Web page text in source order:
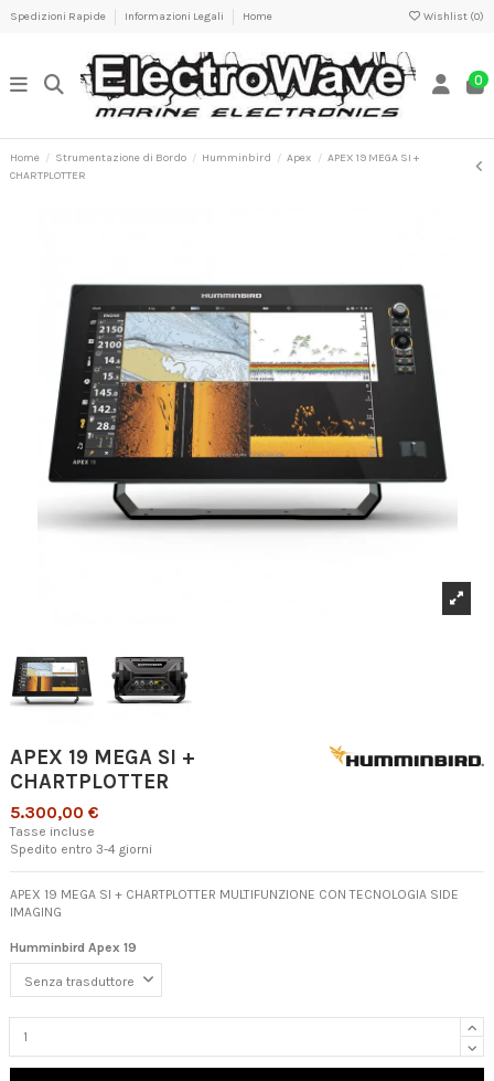
Spedizioni Rapide Informazioni Legali Home Wishlist (0)
0
Home Strumentazione di Bordo Humminbird Apex
APEX 19 MEGA SI +
CHARTPLOTTER
APEX 19 MEGA SI +
CHARTPLOTTER
5.300,00 €
Tasse incluse
Spedito entro 3-4 giorni
APEX 19 MEGA SI + CHARTPLOTTER MULTIFUNZIONE CON TECNOLOGIA SIDE
IMAGING
Humminbird Apex 19